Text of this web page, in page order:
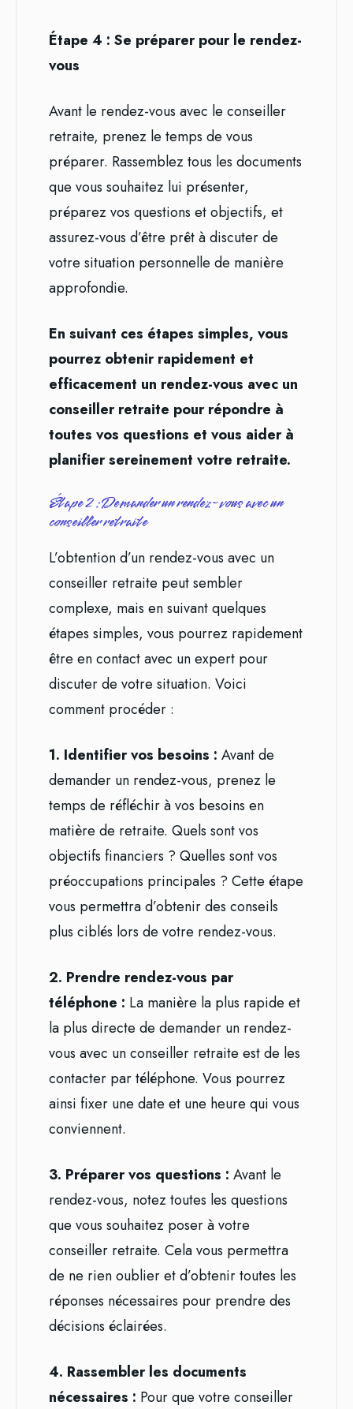
Étape 4 : Se préparer pour le rendez-
vous
Avant le rendez-vous avec le conseiller
retraite, prenez le temps de vous
préparer. Rassemblez tous les documents
que vous souhaitez lui présenter,
préparez vos questions et objectifs, et
assurez-vous d’être prêt à discuter de
votre situation personnelle de manière
approfondie.
En suivant ces étapes simples, vous
pourrez obtenir rapidement et
efficacement un rendez-vous avec un
conseiller retraite pour répondre à
toutes vos questions et vous aider à
planifier sereinement votre retraite.
Étape 2 : Demander un rendez-vous avec un
conseiller retraite
L’obtention d’un rendez-vous avec un
conseiller retraite peut sembler
complexe, mais en suivant quelques
étapes simples, vous pourrez rapidement
être en contact avec un expert pour
discuter de votre situation. Voici
comment procéder :
1. Identifier vos besoins : Avant de
demander un rendez-vous, prenez le
temps de réfléchir à vos besoins en
matière de retraite. Quels sont vos
objectifs financiers ? Quelles sont vos
préoccupations principales ? Cette étape
vous permettra d’obtenir des conseils
plus ciblés lors de votre rendez-vous.
2. Prendre rendez-vous par
téléphone : La manière la plus rapide et
la plus directe de demander un rendez-
vous avec un conseiller retraite est de les
contacter par téléphone. Vous pourrez
ainsi fixer une date et une heure qui vous
conviennent.
3. Préparer vos questions : Avant le
rendez-vous, notez toutes les questions
que vous souhaitez poser à votre
conseiller retraite. Cela vous permettra
de ne rien oublier et d’obtenir toutes les
réponses nécessaires pour prendre des
décisions éclairées.
4. Rassembler les documents
nécessaires : Pour que votre conseiller